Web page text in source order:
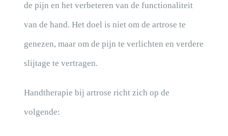
de pijn en het verbeteren van de functionaliteit
van de hand. Het doel is niet om de artrose te
genezen, maar om de pijn te verlichten en verdere
slijtage te vertragen.
Handtherapie bij artrose richt zich op de
volgende: